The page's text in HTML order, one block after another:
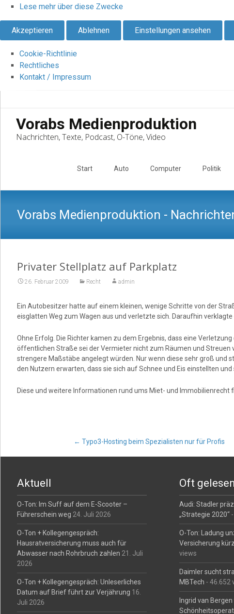
Lese mehr über diese Zwecke
Akzeptieren Ablehnen Einstellungen ansehen
Cookie-Richtlinie
Rechtliches
Kontakt / Impressum
Vorabs Medienproduktion
Nachrichten, Texte, Podcast, O-Töne, Video
Start Auto Computer Politik
Vorabs Medienproduktion -
Privater Stellplatz auf Parkplatz
26. Februar 2009 Recht admin
Ein Autobesitzer hatte auf einem kleinen, wenige Schritte von der
eisglatten Weg zum Wagen aus und verletzte sich. Daraufhin
Ohne Erfolg. Die Richter kamen zu dem Ergebnis, dass eine
öffentlichen Straße sei der Vermieter nicht zum Räumen und
strengere Maßstäbe angelegt würden. Nur wenn diese sehr groß und
den Nutzern erwarten, dass sie sich auf Schnee und Eis einstellten
Diese und weitere Informationen rund ums Miet- und Immobilienrecht
Post
navigation
← Typo3-Hosting beim Spezialisten nur für Profis
Aktuell
O-Ton: Im Suff auf dem E-Scooter –
Führerschein weg 24. Juli 2026
O-Ton + Kollegengespräch:
Hausratversicherung muss auch für
Abwasser nach Rohrbruch zahlen 21. Juli
2026
O-Ton + Kollegengespräch: Unleserliches
Datum auf Brief führt zur Verjährung 16.
Juli 2026
Oft gelesen
Audi: Stadler
„Strategie 2020“
O-Ton: Ladung
Versicherung
views
Daimler sucht
MBTech - 46.652
Ingrid van